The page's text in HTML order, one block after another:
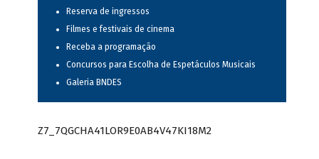
Reserva de ingressos
Filmes e festivais de cinema
Receba a programação
Concursos para Escolha de Espetáculos Musicais
Galeria BNDES
Z7_7QGCHA41LOR9E0AB4V47KI18M2